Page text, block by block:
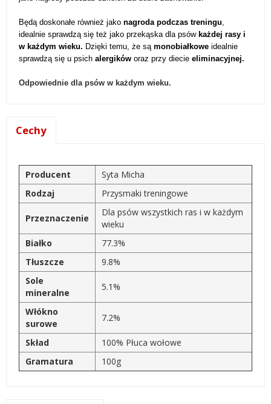
Będą doskonałe również jako nagroda podczas treningu,
idealnie sprawdzą się też jako przekąska dla psówkażdej rasy i
w każdym wieku. Dzięki temu, że sąmonobiałkowe idealnie
sprawdzą się u psich alergików oraz przy diecie eliminacyjnej.
Odpowiednie dla psów w każdym wieku.
Cechy
Producent
Syta Micha
Rodzaj
Przysmaki treningowe
Przeznaczenie
Dla psów wszystkich ras i w każdym
wieku
Białko
77.3%
Tłuszcze
9.8%
Sole
mineralne
5.1%
Włókno
surowe
7.2%
Skład
100% Płuca wołowe
Gramatura
100g